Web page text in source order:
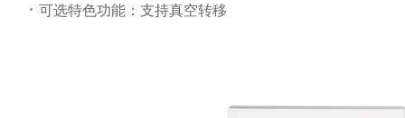
可选特色功能：支持真空转移